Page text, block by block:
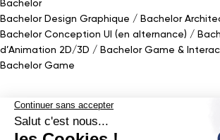
Bachelor
Bachelor Design Graphique
Bachelor
Bachelor Conception UI (en alternance)
d’Animation 2D/3D
Bachelor Game &
Bachelor Game
Mastère
Mastères en Direction Artistique
Mastère
d’intérieur&Scénographie (en alternance)